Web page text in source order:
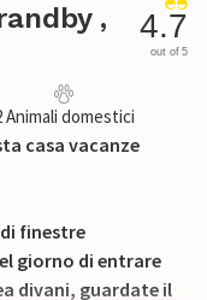
,
4.7
out of 5
Animali domestici
casa vacanze
finestre
giorno di entrare
divani, guardate il